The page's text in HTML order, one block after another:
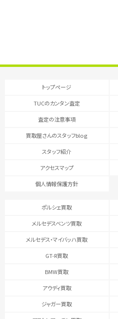
トップページ
TUCのカンタン査定
査定の注意事項
買取屋さんのスタッフblog
スタッフ紹介
アクセスマップ
個人情報保護方針
ポルシェ買取
メルセデスベンツ買取
メルセデス・マイバッハ買取
GT-R買取
BMW買取
アウディ買取
ジャガー買取